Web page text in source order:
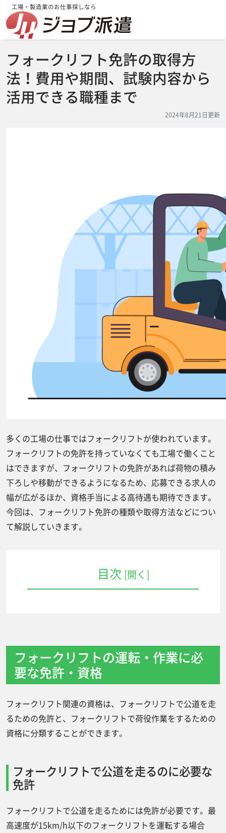
工場・製造業のお仕事探しなら
フォークリフト免許の取得方
法！費用や期間、試験内容から
活用できる職種まで
2024年8月21日更新
多くの工場の仕事ではフォークリフトが使われています。
フォークリフトの免許を持っていなくても工場で働くこと
はできますが、フォークリフトの免許があれば荷物の積み
下ろしや移動ができるようになるため、応募できる求人の
幅が広がるほか、資格手当による高待遇も期待できます。
今回は、フォークリフト免許の種類や取得方法などについ
て解説していきます。
目次 [開く]
な免許
フォークリフトで荷役作業をするのに
必要な資格
フォークリフトを無免許で操作すると･･･？
フォークリフト免許が重宝される仕事・業種
能講習）を取得する方法
ュラム一部免除
フォークリフト免許の申込みから交付
フォークリフトの運転・作業に必
要な免許・資格
フォークリフト関連の資格は、フォークリフトで公道を走
るための免許と、フォークリフトで荷役作業をするための
資格に分類することができます。
フォークリフトで公道を走るのに必要な
免許
フォークリフトで公道を走るためには免許が必要です。最
高速度が15km/h以下のフォークリフトを運転する場合